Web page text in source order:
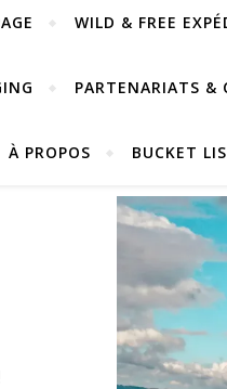
WILD & FREE
PARTENARIATS &
À PROPOS BUCKET